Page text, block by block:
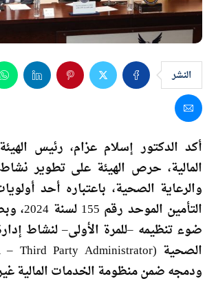
النشر
أكد الدكتور إسلام عزام، رئيس الهيئة
المالية، حرص الهيئة على تطوير
والرعاية الصحية، باعتباره أحد
التأمين
ضوء تنظيمه –للمرة الأولى– لنشاط
ودمجه ضمن منظومة الخدمات المالية